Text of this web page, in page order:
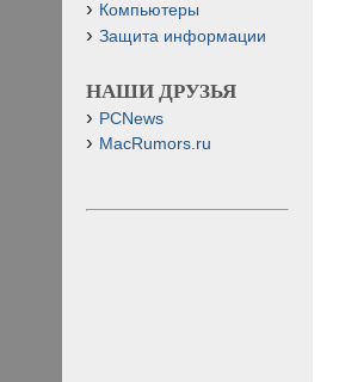
Компьютеры
Защита информации
НАШИ ДРУЗЬЯ
PCNews
MacRumors.ru